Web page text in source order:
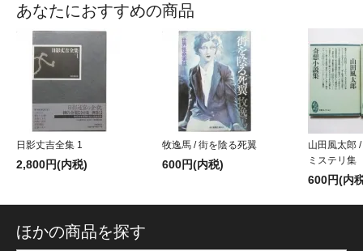
あなたにおすすめの商品
日影丈吉全集 1
2,800円(内税)
牧逸馬 / 街を陰る死翼
600円(内税)
山田風太郎
ミステリ集
600円(内
ほかの商品を探す